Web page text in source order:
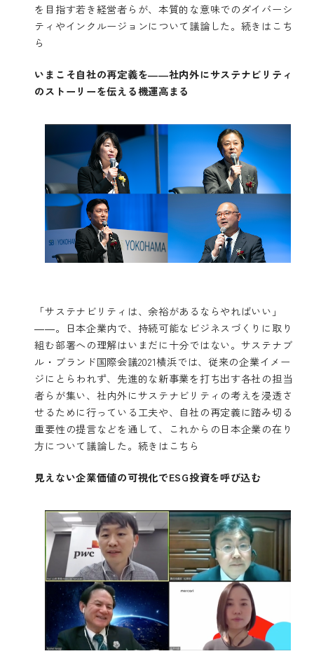
を目指す若き経営者らが、本質的な意味でのダイバーシ
ティやインクルージョンについて議論した。 続きはこち
ら
いまこそ自社の再定義を――社内外にサステナビリティ
のストーリーを伝える機運高まる
「サステナビリティは、余裕があるならやればいい」
――。日本企業内で、持続可能なビジネスづくりに取り
組む部署への理解はいまだに十分ではない。サステナブ
ル・ブランド国際会議2021横浜では、従来の企業イメー
ジにとらわれず、先進的な新事業を打ち出す各社の担当
者らが集い、社内外にサステナビリティの考えを浸透さ
せるために行っている工夫や、自社の再定義に踏み切る
重要性の提言などを通して、これからの日本企業の在り
方について議論した。 続きはこちら
見えない企業価値の可視化でESG投資を呼び込む